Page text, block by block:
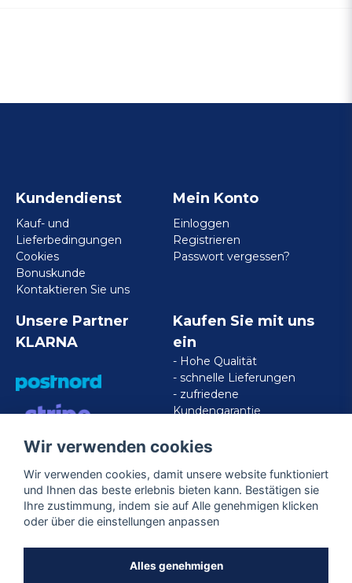
Kundendienst
Kauf- und
Lieferbedingungen
Cookies
Bonuskunde
Kontaktieren Sie uns
Mein Konto
Einloggen
Registrieren
Passwort vergessen?
Unsere Partner
KLARNA
VISA/MASTERCARD/AMERICAN
EXPRESS
Kaufen Sie mit uns
ein
- Hohe Qualität
- schnelle Lieferungen
- zufriedene
Kundengarantie
Folgen Sie uns
Wir verwenden cookies
Wir verwenden cookies, damit unsere website funktioniert
und Ihnen das beste erlebnis bieten kann. Bestätigen sie
Ihre zustimmung, indem sie auf Alle genehmigen klicken
oder über die einstellungen anpassen
Alles genehmigen